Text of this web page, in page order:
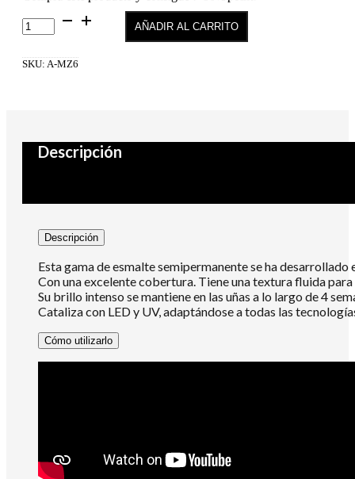
Gel
Polish
cantidad
AÑADIR AL CARRITO
SKU: A-MZ6
Descripción
Descripción
Esta gama de esmalte semipermanente se ha
Con una excelente cobertura. Tiene una textura fluida
Su brillo intenso se mantiene en las uñas a lo largo de 4
Cataliza con LED y UV, adaptándose a todas las
Cómo utilizarlo